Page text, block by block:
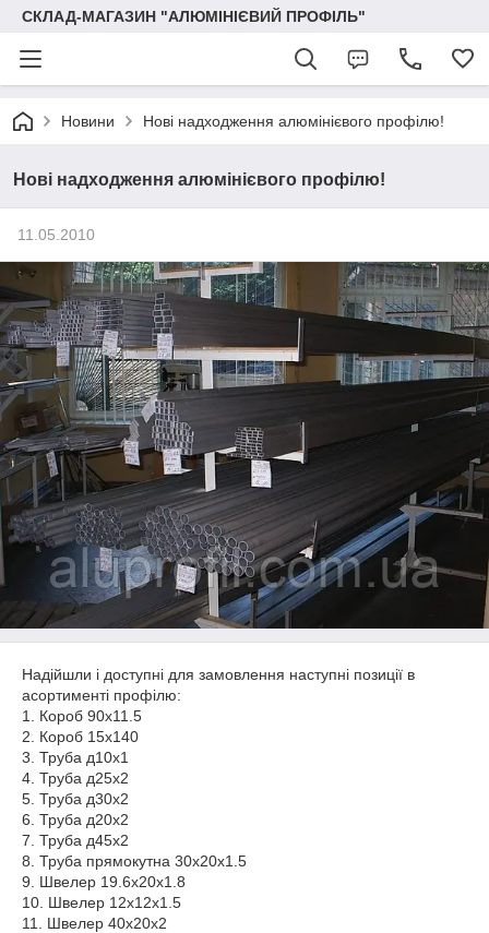
СКЛАД-МАГАЗИН "АЛЮМІНІЄВИЙ ПРОФІЛЬ"
Новини Нові надходження алюмінієвого профілю!
Нові надходження алюмінієвого профілю!
11.05.2010
Надійшли і доступні для замовлення наступні позиції в
асортименті профілю:
1. Короб 90х11.5
2. Короб 15х140
3. Труба д10х1
4. Труба д25х2
5. Труба д30х2
6. Труба д20х2
7. Труба д45х2
8. Труба прямокутна 30х20х1.5
9. Швелер 19.6х20х1.8
10. Швелер 12х12х1.5
11. Швелер 40х20х2